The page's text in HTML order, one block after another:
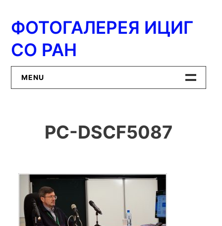
содержимому
ФОТОГАЛЕРЕЯ ИЦИГ
СО РАН
MENU
ИЦиГ СО РАН
PC-DSCF5087